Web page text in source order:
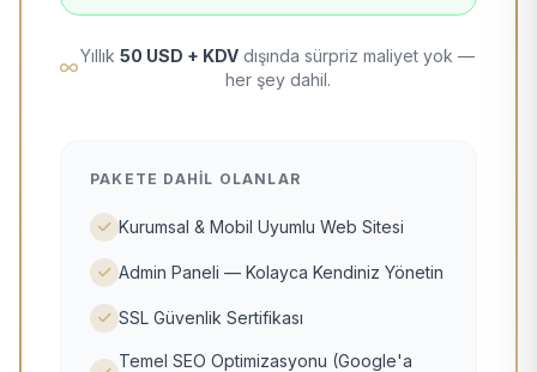
Yıllık 50 USD + KDV dışında sürpriz maliyet yok —
her şey dahil.
PAKETE DAHIL OLANLAR
Kurumsal & Mobil Uyumlu Web Sitesi
Admin Paneli — Kolayca Kendiniz Yönetin
SSL Güvenlik Sertifikası
Temel SEO Optimizasyonu (Google'a